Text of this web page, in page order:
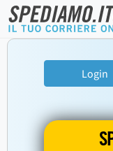
Login